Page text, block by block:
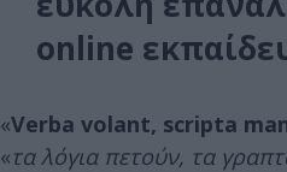
online
«Verba volant, scripta
«τα λόγια πετούν, τα